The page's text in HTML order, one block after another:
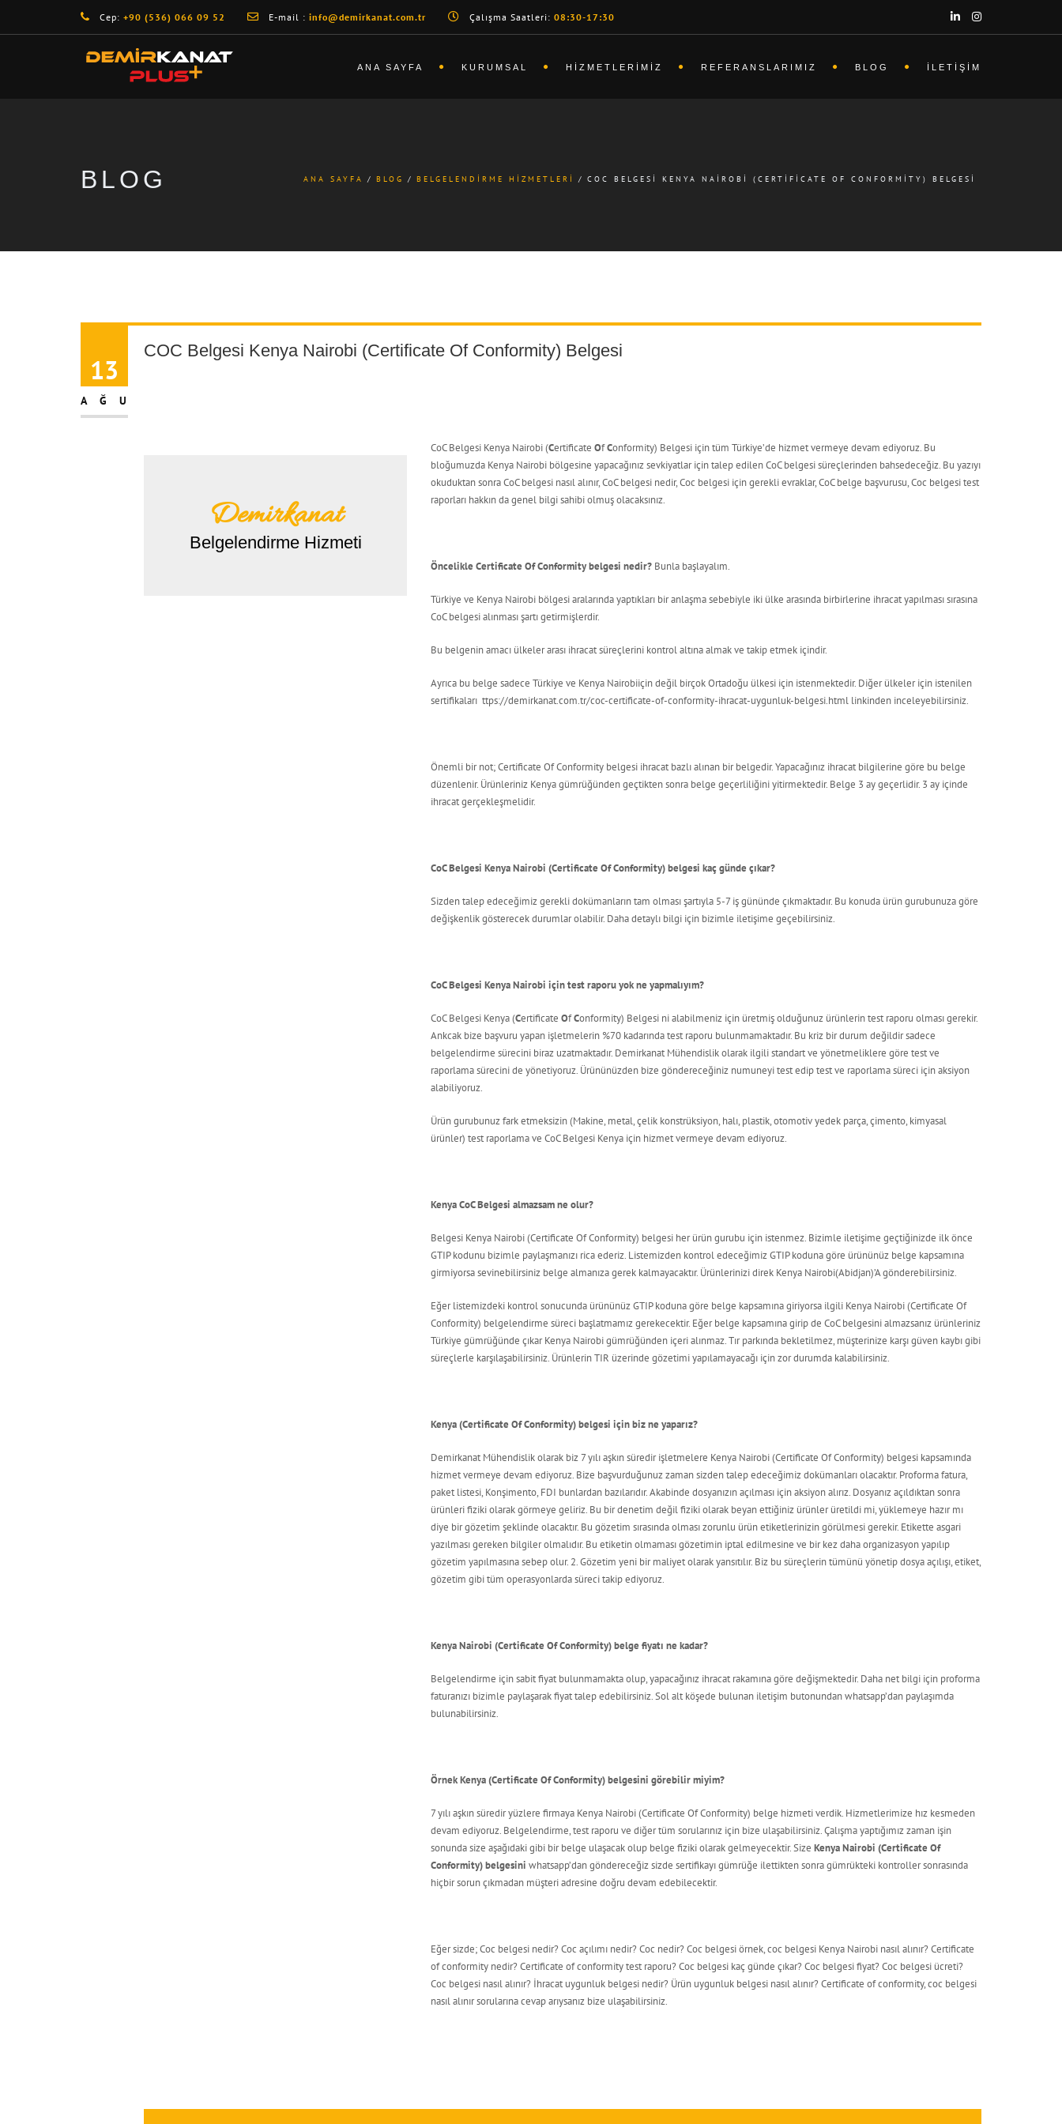
Cep: +90 (536) 066 09 52 E-mail : info@demirkanat.com.tr Çalışma Saatleri: 08:30-17:30
ANA SAYFA KURUMSAL HIZMETLERIMIZ REFERANSLARIMIZ BLOG İLETIŞIM
BLOG ANA SAYFA BLOG BELGELENDIRME HIZMETLERI COC BELGESI KENYA NAIROBI (CERTIFICATE OF CONFORMITY) BELGESI
13
AĞU
COC Belgesi Kenya Nairobi (Certificate Of Conformity) Belgesi
Demirkanat
Belgelendirme Hizmeti
CoC Belgesi Kenya Nairobi (CertificateOfConformity) Belgesi için tüm Türkiye’de hizmet vermeye devam ediyoruz. Bu
bloğumuzda Kenya Nairobi bölgesine yapacağınız sevkiyatlar için talep edilen CoC belgesi süreçlerinden bahsedeceğiz. Bu yazıyı
okuduktan sonra CoC belgesi nasıl alınır, CoC belgesi nedir, Coc belgesi için gerekli evraklar, CoC belge başvurusu, Coc belgesi test
raporları hakkın da genel bilgi sahibi olmuş olacaksınız.
Öncelikle Certificate Of Conformity belgesi nedir? Bunla başlayalım.
Türkiye ve Kenya Nairobi bölgesi aralarında yaptıkları bir anlaşma sebebiyle iki ülke arasında birbirlerine ihracat yapılması sırasına
CoC belgesi alınması şartı getirmişlerdir.
Bu belgenin amacı ülkeler arası ihracat süreçlerini kontrol altına almak ve takip etmek içindir.
Ayrıca bu belge sadece Türkiye ve Kenya Nairobiiçin değil birçok Ortadoğu ülkesi için istenmektedir. Diğer ülkeler için istenilen
sertifikaları ttps://demirkanat.com.tr/coc-certificate-of-conformity-ihracat-uygunluk-belgesi.html linkinden inceleyebilirsiniz.
Önemli bir not; Certificate Of Conformity belgesi ihracat bazlı alınan bir belgedir. Yapacağınız ihracat bilgilerine göre bu belge
düzenlenir. Ürünleriniz Kenya gümrüğünden geçtikten sonra belge geçerliliğini yitirmektedir. Belge 3 ay geçerlidir. 3 ay içinde
ihracat gerçekleşmelidir.
CoC Belgesi Kenya Nairobi (Certificate Of Conformity) belgesi kaç günde çıkar?
Sizden talep edeceğimiz gerekli dokümanların tam olması şartıyla 5-7 iş gününde çıkmaktadır. Bu konuda ürün gurubunuza göre
değişkenlik gösterecek durumlar olabilir. Daha detaylı bilgi için bizimle iletişime geçebilirsiniz.
CoC Belgesi Kenya Nairobi için test raporu yok ne yapmalıyım?
CoC Belgesi Kenya (CertificateOfConformity) Belgesi ni alabilmeniz için üretmiş olduğunuz ürünlerin test raporu olması gerekir.
Ankcak bize başvuru yapan işletmelerin %70 kadarında test raporu bulunmamaktadır. Bu kriz bir durum değildir sadece
belgelendirme sürecini biraz uzatmaktadır. Demirkanat Mühendislik olarak ilgili standart ve yönetmeliklere göre test ve
raporlama sürecini de yönetiyoruz. Ürününüzden bize göndereceğiniz numuneyi test edip test ve raporlama süreci için aksiyon
alabiliyoruz.
Ürün gurubunuz fark etmeksizin (Makine, metal, çelik konstrüksiyon, halı, plastik, otomotiv yedek parça, çimento, kimyasal
ürünler) test raporlama ve CoC Belgesi Kenya için hizmet vermeye devam ediyoruz.
Kenya CoC Belgesi almazsam ne olur?
Belgesi Kenya Nairobi (Certificate Of Conformity) belgesi her ürün gurubu için istenmez. Bizimle iletişime geçtiğinizde ilk önce
GTIP kodunu bizimle paylaşmanızı rica ederiz. Listemizden kontrol edeceğimiz GTIP koduna göre ürününüz belge kapsamına
girmiyorsa sevinebilirsiniz belge almanıza gerek kalmayacaktır. Ürünlerinizi direk Kenya Nairobi(Abidjan)’A gönderebilirsiniz.
Eğer listemizdeki kontrol sonucunda ürününüz GTIP koduna göre belge kapsamına giriyorsa ilgili Kenya Nairobi (Certificate Of
Conformity) belgelendirme süreci başlatmamız gerekecektir. Eğer belge kapsamına girip de CoC belgesini almazsanız ürünleriniz
Türkiye gümrüğünde çıkar Kenya Nairobi gümrüğünden içeri alınmaz. Tır parkında bekletilmez, müşterinize karşı güven kaybı gibi
süreçlerle karşılaşabilirsiniz. Ürünlerin TIR üzerinde gözetimi yapılamayacağı için zor durumda kalabilirsiniz.
Kenya (Certificate Of Conformity) belgesi için biz ne yaparız?
Demirkanat Mühendislik olarak biz 7 yılı aşkın süredir işletmelere Kenya Nairobi (Certificate Of Conformity) belgesi kapsamında
hizmet vermeye devam ediyoruz. Bize başvurduğunuz zaman sizden talep edeceğimiz dokümanları olacaktır. Proforma fatura,
paket listesi, Konşimento, FDI bunlardan bazılarıdır. Akabinde dosyanızın açılması için aksiyon alırız. Dosyanız açıldıktan sonra
ürünleri fiziki olarak görmeye geliriz. Bu bir denetim değil fiziki olarak beyan ettiğiniz ürünler üretildi mi, yüklemeye hazır mı
diye bir gözetim şeklinde olacaktır. Bu gözetim sırasında olması zorunlu ürün etiketlerinizin görülmesi gerekir. Etikette asgari
yazılması gereken bilgiler olmalıdır. Bu etiketin olmaması gözetimin iptal edilmesine ve bir kez daha organizasyon yapılıp
gözetim yapılmasına sebep olur. 2. Gözetim yeni bir maliyet olarak yansıtılır. Biz bu süreçlerin tümünü yönetip dosya açılışı, etiket,
gözetim gibi tüm operasyonlarda süreci takip ediyoruz.
Kenya Nairobi (Certificate Of Conformity) belge fiyatı ne kadar?
Belgelendirme için sabit fiyat bulunmamakta olup, yapacağınız ihracat rakamına göre değişmektedir. Daha net bilgi için proforma
faturanızı bizimle paylaşarak fiyat talep edebilirsiniz. Sol alt köşede bulunan iletişim butonundan whatsapp’dan paylaşımda
bulunabilirsiniz.
Örnek Kenya (Certificate Of Conformity) belgesini görebilir miyim?
7 yılı aşkın süredir yüzlere firmaya Kenya Nairobi (Certificate Of Conformity) belge hizmeti verdik. Hizmetlerimize hız kesmeden
devam ediyoruz. Belgelendirme, test raporu ve diğer tüm sorularınız için bize ulaşabilirsiniz. Çalışma yaptığımız zaman işin
sonunda size aşağıdaki gibi bir belge ulaşacak olup belge fiziki olarak gelmeyecektir. SizeKenya Nairobi (Certificate Of
Conformity) belgesini whatsapp’dan göndereceğiz sizde sertifikayı gümrüğe ilettikten sonra gümrükteki kontroller sonrasında
hiçbir sorun çıkmadan müşteri adresine doğru devam edebilecektir.
Eğer sizde; Coc belgesi nedir? Coc açılımı nedir? Coc nedir? Coc belgesi örnek, coc belgesi Kenya Nairobi nasıl alınır? Certificate
of conformity nedir? Certificate of conformity test raporu? Coc belgesi kaç günde çıkar? Coc belgesi fiyat? Coc belgesi ücreti?
Coc belgesi nasıl alınır? İhracat uygunluk belgesi nedir? Ürün uygunluk belgesi nasıl alınır? Certificate of conformity, coc belgesi
nasıl alınır sorularına cevap arıysanız bize ulaşabilirsiniz.